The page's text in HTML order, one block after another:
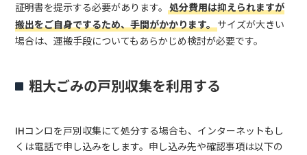
証明書を提示する必要があります。処分費用は抑えられますが
搬出をご自身でするため、手間がかかります。サイズが大きい
場合は、運搬手段についてもあらかじめ検討が必要です。
粗大ごみの戸別収集を利用する
IHコンロを戸別収集にて処分する場合も、インターネットもし
くは電話で申し込みをします。申し込み先や確認事項は以下の